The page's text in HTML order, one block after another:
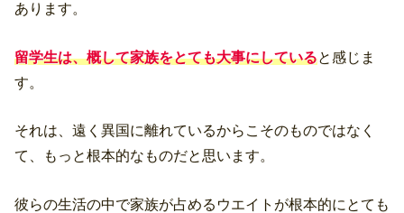
あります。
留学生は、概して家族をとても大事にしていると感じま
す。
それは、遠く異国に離れているからこそのものではなく
て、もっと根本的なものだと思います。
彼らの生活の中で家族が占めるウエイトが根本的にとても